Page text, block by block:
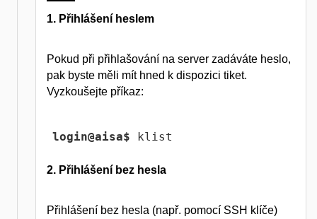
1. Přihlášení heslem
Pokud při přihlašování na server zadáváte heslo,
pak byste měli mít hned k dispozici tiket.
Vyzkoušejte příkaz:
login@aisa$ klist
2. Přihlášení bez hesla
Přihlášení bez hesla (např. pomocí SSH klíče)